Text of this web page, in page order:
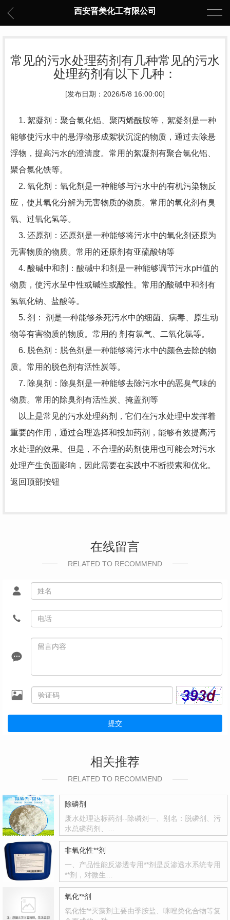
西安晋美化工有限公司
常见的污水处理药剂有几种常见的污水
处理药剂有以下几种：
[发布日期：2026/5/8 16:00:00]
1. 絮凝剂：聚合氯化铝、聚丙烯酰胺等，絮凝剂是一种
能够使污水中的悬浮物形成絮状沉淀的物质，通过去除悬
浮物，提高污水的澄清度。常用的絮凝剂有聚合氯化铝、
聚合氯化铁等。
2. 氧化剂：氧化剂是一种能够与污水中的有机污染物反
应，使其氧化分解为无害物质的物质。常用的氧化剂有臭
氧、过氧化氢等。
3. 还原剂：还原剂是一种能够将污水中的氧化剂还原为
无害物质的物质。常用的还原剂有亚硫酸钠等
4. 酸碱中和剂：酸碱中和剂是一种能够调节污水pH值的
物质，使污水呈中性或碱性或酸性。常用的酸碱中和剂有
氢氧化钠、盐酸等。
5. 剂： 剂是一种能够杀死污水中的细菌、病毒、原生动
物等有害物质的物质。常用的 剂有氯气、二氧化氯等。
6. 脱色剂：脱色剂是一种能够将污水中的颜色去除的物
质。常用的脱色剂有活性炭等。
7. 除臭剂：除臭剂是一种能够去除污水中的恶臭气味的
物质。常用的除臭剂有活性炭、掩盖剂等
以上是常见的污水处理药剂，它们在污水处理中发挥着
重要的作用，通过合理选择和投加药剂，能够有效提高污
水处理的效果。但是，不合理的药剂使用也可能会对污水
处理产生负面影响，因此需要在实践中不断摸索和优化。
返回顶部按钮
在线留言
RELATED TO RECOMMEND
提交
相关推荐
RELATED TO RECOMMEND
除磷剂
废水处理达标药剂--除磷剂一、别名：脱磷剂、污
水总磷药剂、…
非氧化性**剂
一、产品性能反渗透专用**剂是反渗透水系统专用
**剂，对微生…
氧化**剂
氧化性**灭藻剂主要由季胺盐、咪唑类化合物等复